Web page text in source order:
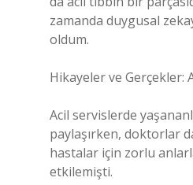
zamanda duygusal
oldum.
Hikayeler ve Gerçekler:
Acil servislerde
paylaşırken, doktorlar
hastalar için zorlu
etkilemişti.